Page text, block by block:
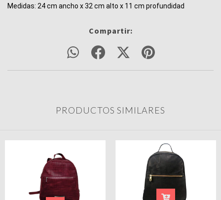
Medidas: 24 cm ancho x 32 cm alto x 11 cm profundidad
Compartir:
PRODUCTOS SIMILARES